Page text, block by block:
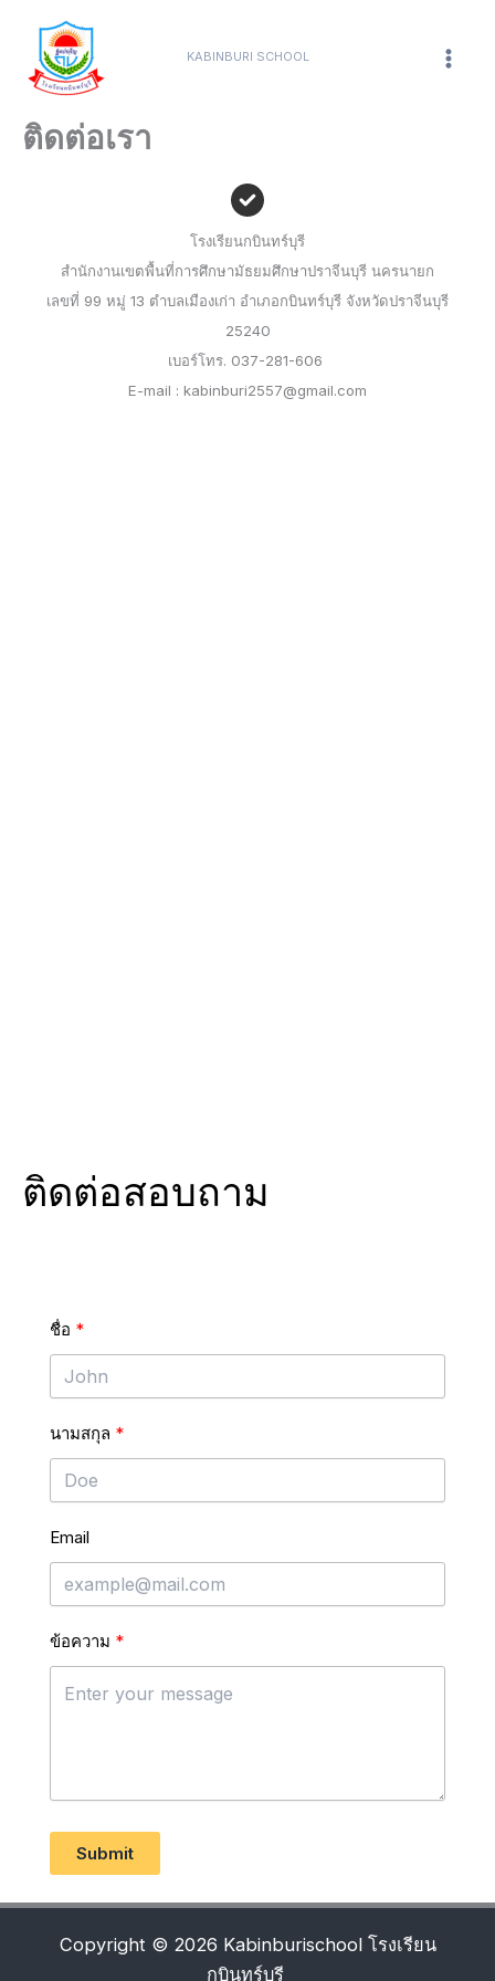
content
content
KABINBURI SCHOOL
ติดต่อเรา
โรงเรียนกบินทร์บุรี
สำนักงานเขตพื้นที่การศึกษามัธยมศึกษาปราจีนบุรี นครนายก
เลขที่ 99 หมู่ 13 ตำบลเมืองเก่า อำเภอกบินทร์บุรี จังหวัดปราจีนบุรี
25240
เบอร์โทร. 037-281-606
E-mail : kabinburi2557@gmail.com
ติดต่อสอบถาม
ชื่อ
นามสกุล
Email
ข้อความ
Submit
Copyright © 2026 Kabinburischool โรงเรียน
กบินทร์บุรี